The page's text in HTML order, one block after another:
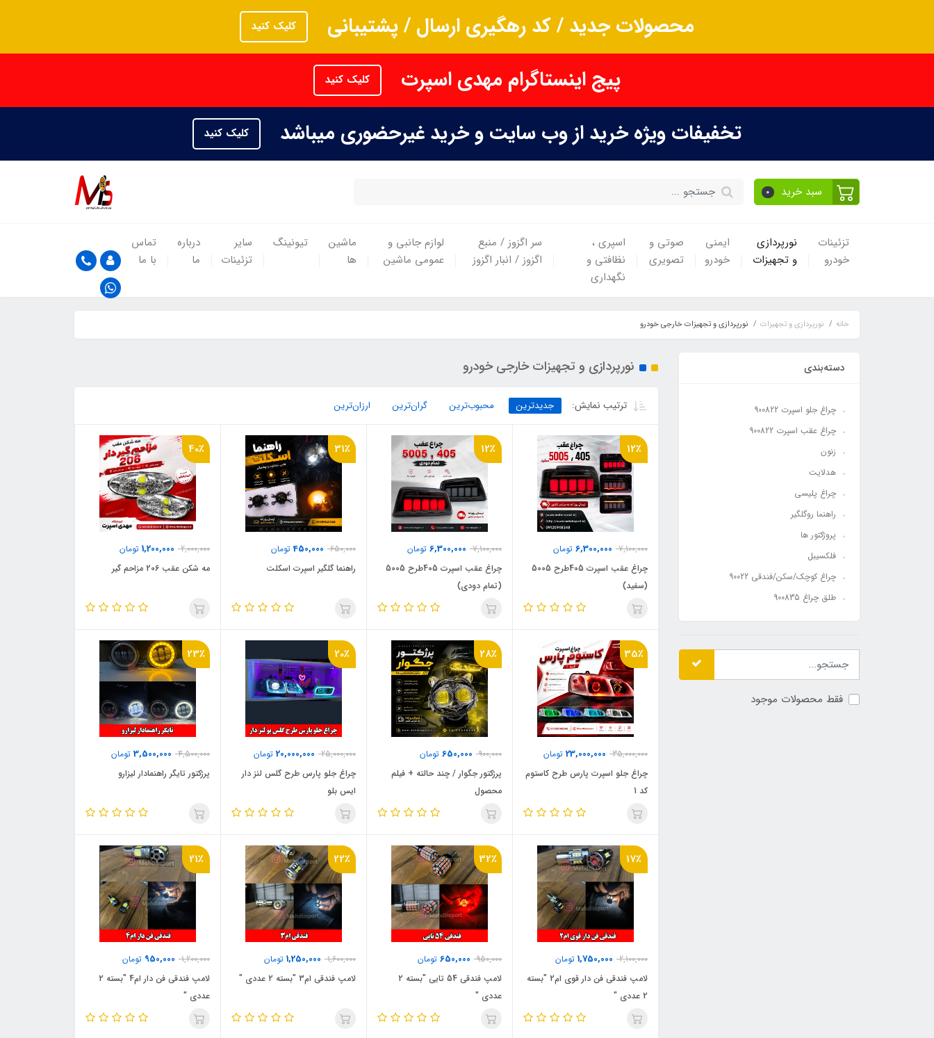
محصولات جدید / کد رهگیری ارسال / پشتیبانی کلیک کنید
پیج اینستاگرام مهدی اسپرت کلیک کنید
تخفیفات ویژه خرید از وب سایت و خرید غیرحضوری میباشد کلیک کنید
سبد خرید 0
تزئینات
خودرو
نورپردازی
و تجهیزات
ایمنی
خودرو
صوتی و
تصویری
اسپری ،
نظافتی و
نگهداری
سر اگزوز / منبع
اگزوز / انبار اگزوز
لوازم جانبی و
عمومی ماشین
ماشین
ها
تیونینگ
سایر
تزئینات
درباره
ما
تماس
با ما
خانه نورپردازی و تجهیزات نورپردازی و تجهیزات خارجی خودرو
دسته‌بندی
چراغ جلو اسپرت 900822
چراغ عقب اسپرت 900822
زنون
هدلایت
چراغ پلیسی
راهنما روگلگیر
پروژکتور ها
فلکسیبل
چراغ کوچک/سکن/فندقی 90022
طلق چراغ 900835
فقط محصولات موجود
نورپردازی و تجهیزات خارجی خودرو
ترتیب نمایش: جدیدترین محبوب‌ترین گران‌ترین ارزان‌ترین
12٪
7,100,000
6,300,000 تومان
چراغ عقب اسپرت 405طرح 5005
(سفید)
12٪
7,100,000
6,300,000 تومان
چراغ عقب اسپرت 405طرح 5005
(تمام دودی)
31٪
650,000
450,000تومان
راهنما گلگیر اسپرت اسکلت
40٪
2,000,000
1,200,000 تومان
مه شکن عقب 206 مزاحم گیر
35٪
35,000,000
23,000,000 تومان
چراغ جلو اسپرت پارس طرح کاستوم
کد 1
28٪
900,000
650,000 تومان
پرژکتور جگوار / چند حالته + فیلم
محصول
20٪
25,000,000
20,000,000 تومان
چراغ جلو پارس طرح گلس لنز دار
ایس بلو
23٪
4,500,000
3,500,000 تومان
پرژکتور تایگر راهنمادار لیزارو
17٪
2,100,000
1,750,000 تومان
لامپ فندقی فن دار قوی ام2 "بسته
2 عددی "
32٪
950,000
650,000 تومان
لامپ فندقی 54 تایی "بسته 2
عددی "
22٪
1,600,000
1,250,000 تومان
لامپ فندقی ام3 "بسته 2 عددی "
21٪
1,200,000
950,000 تومان
لامپ فندقی فن دار ام4 "بسته 2
عددی "